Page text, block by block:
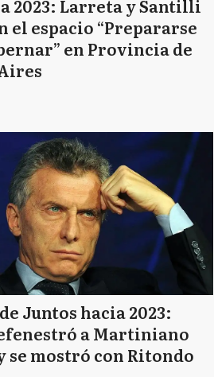
2023: Larreta y Santilli
el espacio “Prepararse
en Provincia de
Juntos hacia 2023:
a Martiniano
se mostró con Ritondo